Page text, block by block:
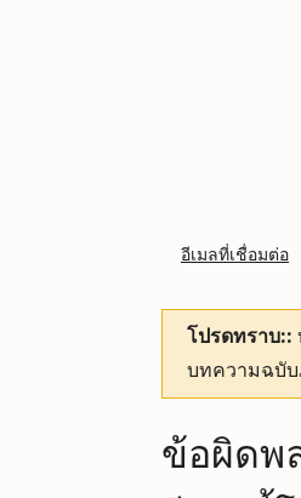
อีเมลที่เชื่อมต่อ
โปรดทราบ::
บทความฉบั
ข้อผิดพ